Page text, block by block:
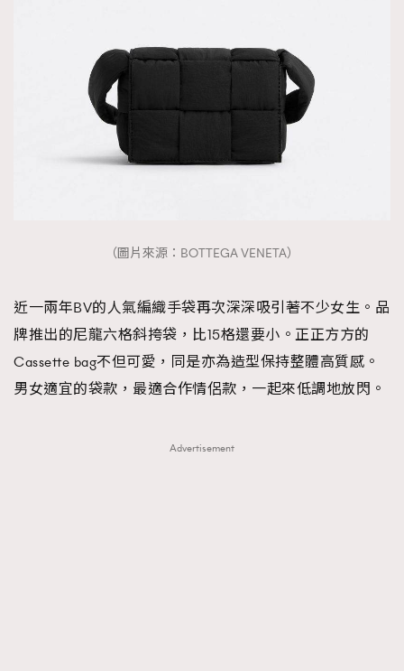
（圖片來源：BOTTEGA VENETA）
近一兩年BV的人氣編織手袋再次深深吸引著不少女生。品
牌推出的尼龍六格斜挎袋，比15格還要小。正正方方的
Cassette bag不但可愛，同是亦為造型保持整體高質感。
男女適宜的袋款，最適合作情侶款，一起來低調地放閃。
Advertisement